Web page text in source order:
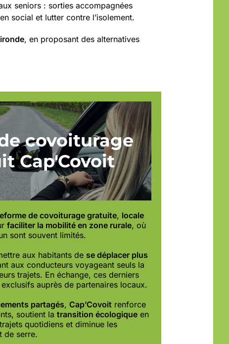
seniors : sorties accompagnées
social et lutter contre l’isolement.
, en proposant des alternatives
covoiturage
Cap'Covoit
de covoiturage gratuite, locale
faciliter la mobilité en zone rurale, où
sont souvent limités.
aux habitants de se déplacer plus
aux conducteurs voyageant seuls la
trajets. En échange, ces derniers
auprès de partenaires locaux.
partagés, Cap’Covoitrenforce
soutient la transition écologiqueen
quotidiens et diminue les
de serre.